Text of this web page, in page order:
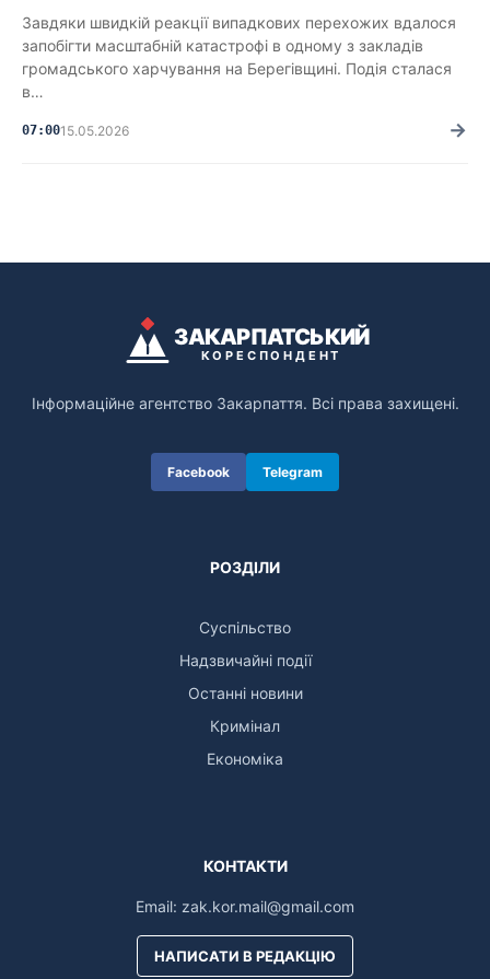
Завдяки швидкій реакції випадкових перехожих вдалося
запобігти масштабній катастрофі в одному з закладів
громадського харчування на Берегівщині. Подія сталася
в…
07:0015.05.2026 →
ЗАКАРПАТСЬКИЙ
КОРЕСПОНДЕНТ
Інформаційне агентство Закарпаття. Всі права захищені.
Facebook Telegram
РОЗДІЛИ
Суспільство
Надзвичайні події
Останні новини
Кримінал
Економіка
КОНТАКТИ
Email: zak.kor.mail@gmail.com
НАПИСАТИ В РЕДАКЦІЮ